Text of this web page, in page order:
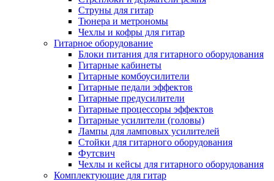
Струны для гитар
Тюнера и метрономы
Чехлы и кофры для гитар
Гитарное оборудование
Блоки питания для гитарного оборудования
Гитарные кабинеты
Гитарные комбоусилители
Гитарные педали эффектов
Гитарные предусилители
Гитарные процессоры эффектов
Гитарные усилители (головы)
Лампы для ламповых усилителей
Стойки для гитарного оборудования
Футсвич
Чехлы и кейсы для гитарного оборудования
Комплектующие для гитар